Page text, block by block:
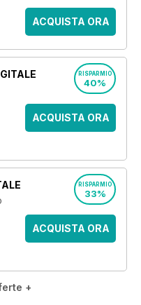
ACQUISTA ORA
RISPARMIO
40%
ACQUISTA ORA
RISPARMIO
33%
ACQUISTA ORA
+